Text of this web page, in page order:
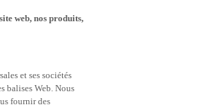
web, nos produits,
et ses sociétés
balises Web. Nous
fournir des